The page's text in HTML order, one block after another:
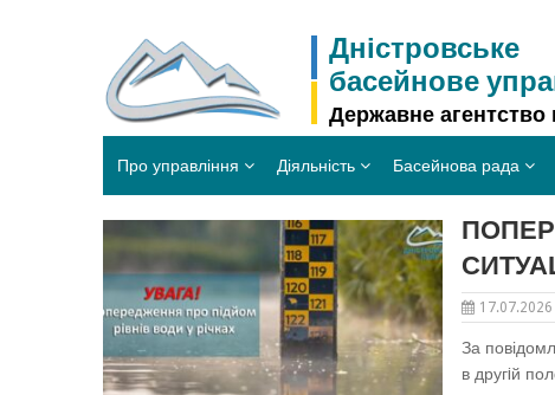
Дністровське
басейнове
Державне агентство
Про управління Діяльність Басейнова рада
17.07.2026
За
в другiй